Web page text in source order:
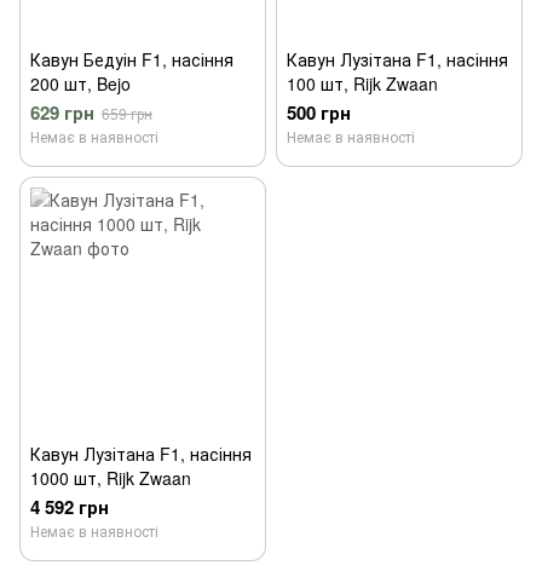
Кавун Бедуін F1, насіння
200 шт, Bejo
629 грн 659 грн
Немає в наявності
Кавун Лузітана F1, насіння
100 шт, Rijk Zwaan
500 грн
Немає в наявності
Кавун Лузітана F1, насіння
1000 шт, Rijk Zwaan
4 592 грн
Немає в наявності